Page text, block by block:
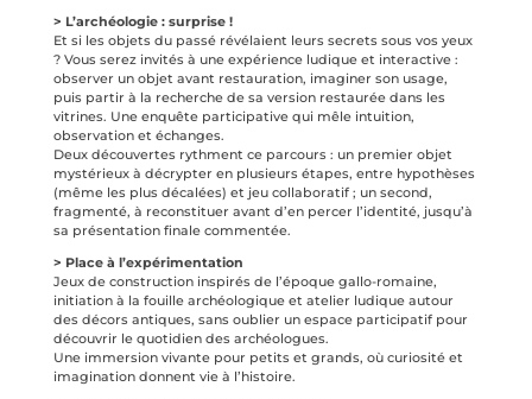
> L’archéologie : surprise !
Et si les objets du passé révélaient leurs secrets sous vos yeux
? Vous serez invités à une expérience ludique et interactive :
observer un objet avant restauration, imaginer son usage,
puis partir à la recherche de sa version restaurée dans les
vitrines. Une enquête participative qui mêle intuition,
observation et échanges.
Deux découvertes rythment ce parcours : un premier objet
mystérieux à décrypter en plusieurs étapes, entre hypothèses
(même les plus décalées) et jeu collaboratif ; un second,
fragmenté, à reconstituer avant d’en percer l’identité, jusqu’à
sa présentation finale commentée.
> Place à l’expérimentation
Jeux de construction inspirés de l’époque gallo-romaine,
initiation à la fouille archéologique et atelier ludique autour
des décors antiques, sans oublier un espace participatif pour
découvrir le quotidien des archéologues.
Une immersion vivante pour petits et grands, où curiosité et
imagination donnent vie à l’histoire.